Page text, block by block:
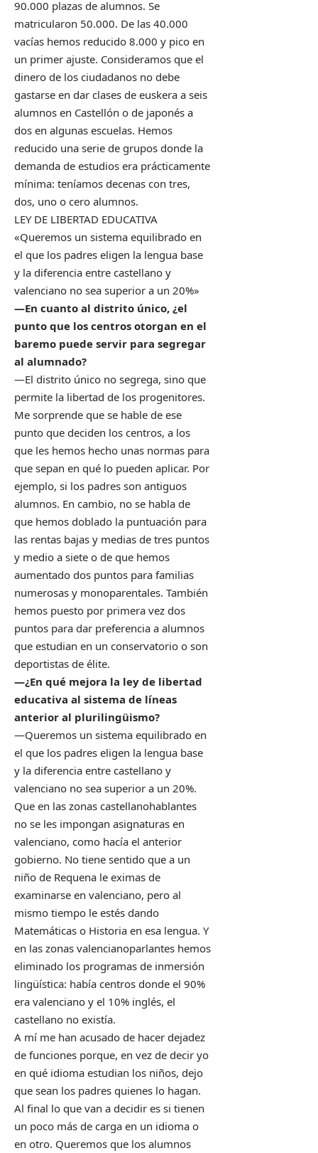
90.000 plazas de alumnos. Se
matricularon 50.000. De las 40.000
vacías hemos reducido 8.000 y pico en
un primer ajuste. Consideramos que el
dinero de los ciudadanos no debe
gastarse en dar clases de euskera a seis
alumnos en Castellón o de japonés a
dos en algunas escuelas. Hemos
reducido una serie de grupos donde la
demanda de estudios era prácticamente
mínima: teníamos decenas con tres,
dos, uno o cero alumnos.
LEY DE LIBERTAD EDUCATIVA
«Queremos un sistema equilibrado en
el que los padres eligen la lengua base
y la diferencia entre castellano y
valenciano no sea superior a un 20%»
—En cuanto al distrito único, ¿el
punto que los centros otorgan en el
baremo puede servir para segregar
al alumnado?
—El distrito único no segrega, sino que
permite la libertad de los progenitores.
Me sorprende que se hable de ese
punto que deciden los centros, a los
que les hemos hecho unas normas para
que sepan en qué lo pueden aplicar. Por
ejemplo, si los padres son antiguos
alumnos. En cambio, no se habla de
que hemos doblado la puntuación para
las rentas bajas y medias de tres puntos
y medio a siete o de que hemos
aumentado dos puntos para familias
numerosas y monoparentales. También
hemos puesto por primera vez dos
puntos para dar preferencia a alumnos
que estudian en un conservatorio o son
deportistas de élite.
—¿En qué mejora la ley de libertad
educativa al sistema de líneas
anterior al plurilingüismo?
—Queremos un sistema equilibrado en
el que los padres eligen la lengua base
y la diferencia entre castellano y
valenciano no sea superior a un 20%.
Que en las zonas castellanohablantes
no se les impongan asignaturas en
valenciano, como hacía el anterior
gobierno. No tiene sentido que a un
niño de Requena le eximas de
examinarse en valenciano, pero al
mismo tiempo le estés dando
Matemáticas o Historia en esa lengua. Y
en las zonas valencianoparlantes hemos
eliminado los programas de inmersión
lingüística: había centros donde el 90%
era valenciano y el 10% inglés, el
castellano no existía.
A mí me han acusado de hacer dejadez
de funciones porque, en vez de decir yo
en qué idioma estudian los niños, dejo
que sean los padres quienes lo hagan.
Al final lo que van a decidir es si tienen
un poco más de carga en un idioma o
en otro. Queremos que los alumnos